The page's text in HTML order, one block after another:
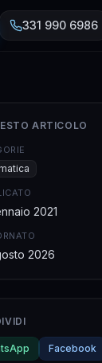
331 990 6986
ARTICOLO
2021
2026
Facebook